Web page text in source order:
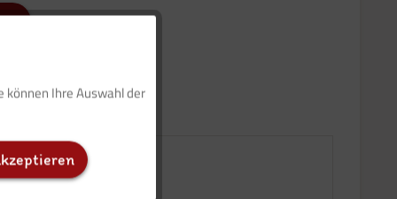
Inaktiv
können Ihre Auswahl der